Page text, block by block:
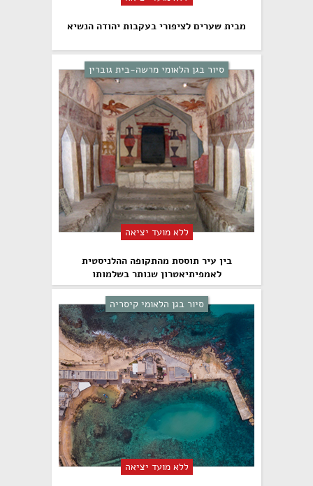
מבית שערים לציפורי בעקבות יהודה הנשיא
סיור בגן הלאומי מרשה-בית גוברין
ללא מועד יציאה
בין עיר תוססת מהתקופה ההלניסטית
לאמפיתיאטרון שנותר בשלמותו
סיור בגן הלאומי קיסריה
ללא מועד יציאה